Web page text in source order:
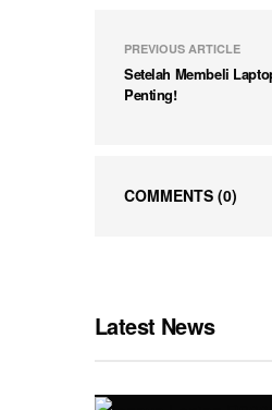
PREVIOUS ARTICLE
Setelah Membeli
Penting!
COMMENTS (0)
Latest News